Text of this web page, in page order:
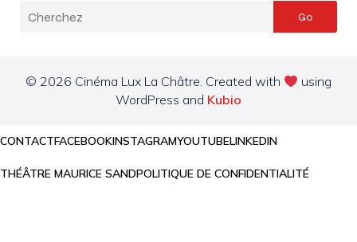
Go
© 2026 Cinéma Lux La Châtre. Created with
using
WordPress and Kubio
CONTACTFACEBOOKINSTAGRAMYOUTUBELINKEDIN
THÉÂTRE MAURICE SANDPOLITIQUE DE CONFIDENTIALITÉ